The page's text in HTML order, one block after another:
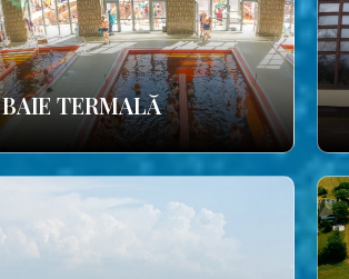
BAIE TERMALĂ